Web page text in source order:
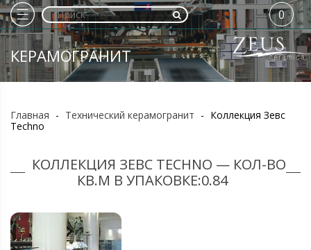
КЕРАМОГРАНИТ
0
Главная - Технический керамогранит - Коллекция Зевс
Techno
КОЛЛЕКЦИЯ ЗЕВС TECHNO — КОЛ-ВО
КВ.М В УПАКОВКЕ:0.84